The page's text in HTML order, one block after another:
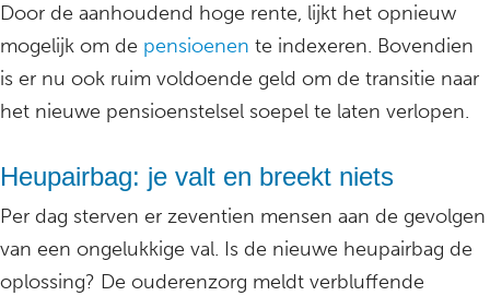
Door de aanhoudend hoge rente, lijkt het opnieuw
mogelijk om de pensioenen te indexeren. Bovendien
is er nu ook ruim voldoende geld om de transitie naar
het nieuwe pensioenstelsel soepel te laten verlopen.
Heupairbag: je valt en breekt niets
Per dag sterven er zeventien mensen aan de gevolgen
van een ongelukkige val. Is de nieuwe heupairbag de
oplossing? De ouderenzorg meldt verbluffende